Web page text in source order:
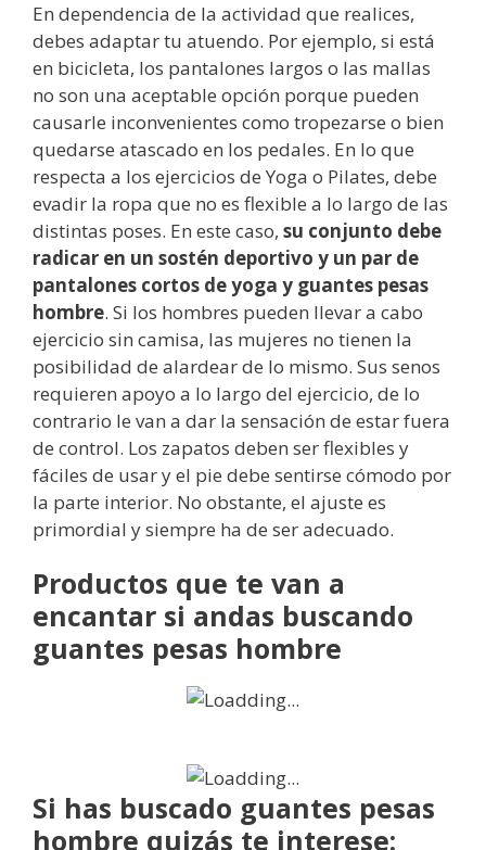
En dependencia de la actividad que realices,
debes adaptar tu atuendo. Por ejemplo, si está
en bicicleta, los pantalones largos o las mallas
no son una aceptable opción porque pueden
causarle inconvenientes como tropezarse o bien
quedarse atascado en los pedales. En lo que
respecta a los ejercicios de Yoga o Pilates, debe
evadir la ropa que no es flexible a lo largo de las
distintas poses. En este caso, su conjunto debe
radicar en un sostén deportivo y un par de
pantalones cortos de yoga y guantes pesas
hombre. Si los hombres pueden llevar a cabo
ejercicio sin camisa, las mujeres no tienen la
posibilidad de alardear de lo mismo. Sus senos
requieren apoyo a lo largo del ejercicio, de lo
contrario le van a dar la sensación de estar fuera
de control. Los zapatos deben ser flexibles y
fáciles de usar y el pie debe sentirse cómodo por
la parte interior. No obstante, el ajuste es
primordial y siempre ha de ser adecuado.
Productos que te van a
encantar si andas buscando
guantes pesas hombre
Si has buscado guantes pesas
hombre quizás te interese: